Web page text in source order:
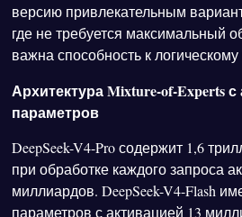
версию привлекательным
где не требуется максимальный
важна способность к
Архитектура Mixture-of-Experts
параметров
DeepSeek-V4-Pro содержит 1,6
при обработке каждого запроса
миллиардов. DeepSeek-V4-Flash
параметров с активацией 13